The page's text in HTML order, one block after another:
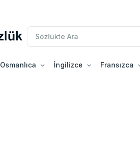
Osmanlıca İngilizce Fransızca